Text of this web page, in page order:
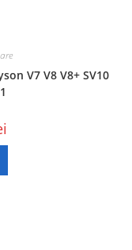
V7 V8 V8+ SV10